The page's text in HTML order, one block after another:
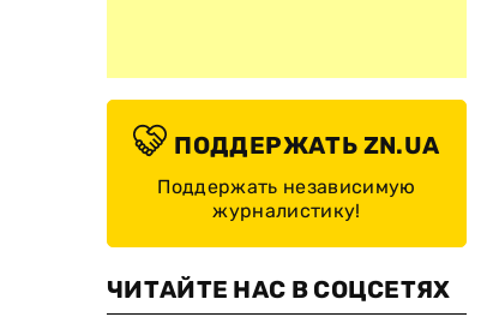
ПОДДЕРЖАТЬ ZN.UA
Поддержать независимую
журналистику!
ЧИТАЙТЕ НАС В СОЦСЕТЯХ